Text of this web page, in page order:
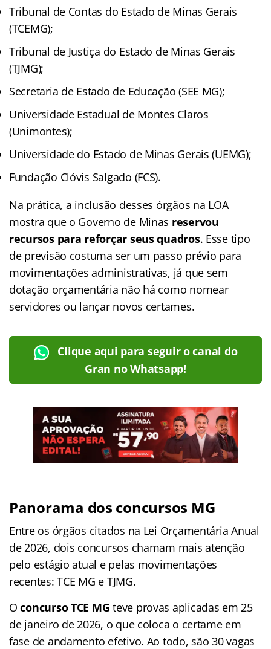
Tribunal de Contas do Estado de Minas Gerais
(TCEMG);
Tribunal de Justiça do Estado de Minas Gerais
(TJMG);
Secretaria de Estado de Educação (SEE MG);
Universidade Estadual de Montes Claros
(Unimontes);
Universidade do Estado de Minas Gerais (UEMG);
Fundação Clóvis Salgado (FCS).
Na prática, a inclusão desses órgãos na LOA
mostra que o Governo de Minas reservou
recursos para reforçar seus quadros. Esse tipo
de previsão costuma ser um passo prévio para
movimentações administrativas, já que sem
dotação orçamentária não há como nomear
servidores ou lançar novos certames.
Clique aqui para seguir o canal do
Gran no Whatsapp!
Panorama dos concursos MG
Entre os órgãos citados na Lei Orçamentária Anual
de 2026, dois concursos chamam mais atenção
pelo estágio atual e pelas movimentações
recentes: TCE MG e TJMG.
Oconcurso TCE MGteve provas aplicadas em 25
de janeiro de 2026, o que coloca o certame em
fase de andamento efetivo. Ao todo, são 30 vagas